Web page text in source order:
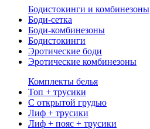
Бодистокинги и комбинезоны
Боди-сетка
Боди-комбинезоны
Бодистокинги
Эротические боди
Эротические комбинезоны
Комплекты белья
Топ + трусики
С открытой грудью
Лиф + трусики
Лиф + пояс + трусики